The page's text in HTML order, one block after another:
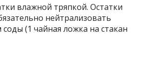
влажной тряпкой. Остатки
нейтрализовать
(1 чайная ложка на стакан